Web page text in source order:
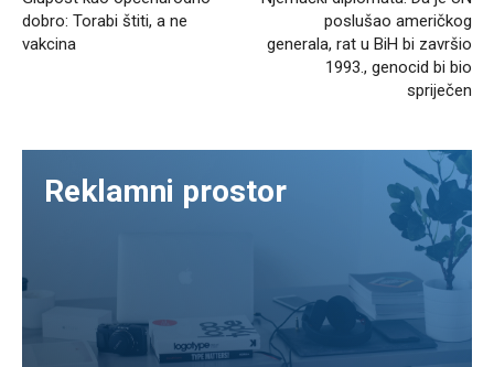
dobro: Torabi štiti, a ne
vakcina
poslušao američkog
generala, rat u BiH bi završio
1993., genocid bi bio
spriječen
Reklamni prostor